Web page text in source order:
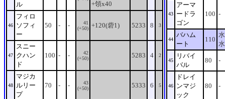
ル
+領x40
46
フィロ
ソフィ
ー
50 - -
41
(+50) +120(砦1) 5233 8 3
47
スニー
クハン
ド
100 - -
42
(+50)
5283 4 2
48
マジカ
ルリー
プ
70 - -
43
(+50)
5333 6 5
43
アーマ
ードラ
ゴン
100 -
44
バハム
ート
110
水
水
45
リバイ
バル
80 -
46
ドレイ
ンマジ
ック
80 -